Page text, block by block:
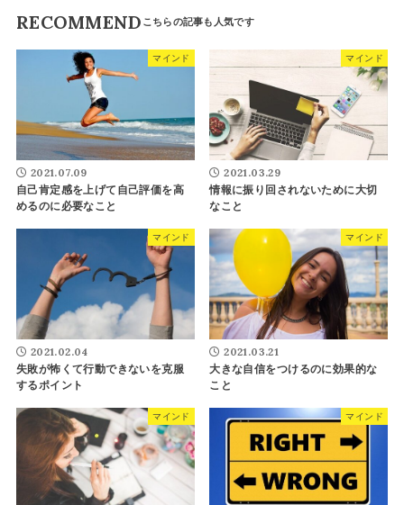
RECOMMEND
マインド
2021.07.09
自己肯定感を上げて自己評価を高
めるのに必要なこと
マインド
2021.03.29
情報に振り回されないために大切
なこと
マインド
2021.02.04
失敗が怖くて行動できないを克服
するポイント
マインド
2021.03.21
大きな自信をつけるのに効果的な
こと
マインド マインド